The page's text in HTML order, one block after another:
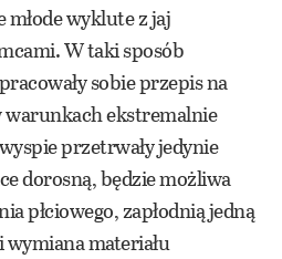
młode wyklute z jaj
W taki sposób
sobie przepis na
ekstremalnie
przetrwały jedynie
dorosną, będzie możliwa
płciowego, zapłodnią jedną
materiału